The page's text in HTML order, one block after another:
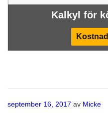
Kalkyl för
Publicerat
september 16, 2017 av Micke